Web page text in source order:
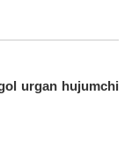
urgan hujumchi